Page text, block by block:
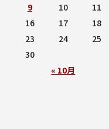
« 10月
9
10 11
16
17 18
23
24 25
30